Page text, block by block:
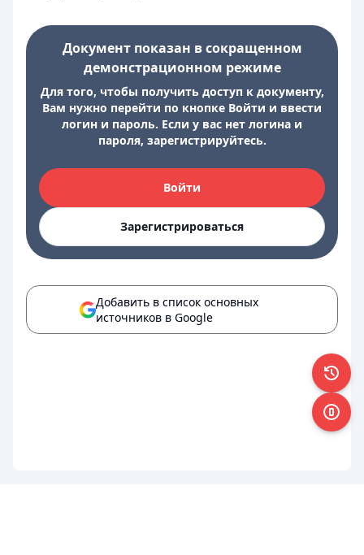
Документ показан в сокращенном
демонстрационном режиме
Для того, чтобы получить доступ к документу,
Вам нужно перейти по кнопке Войти и ввести
логин и пароль. Если у вас нет логина и
пароля, зарегистрируйтесь.
Войти
Зарегистрироваться
Добавить в список основных
источников в Google